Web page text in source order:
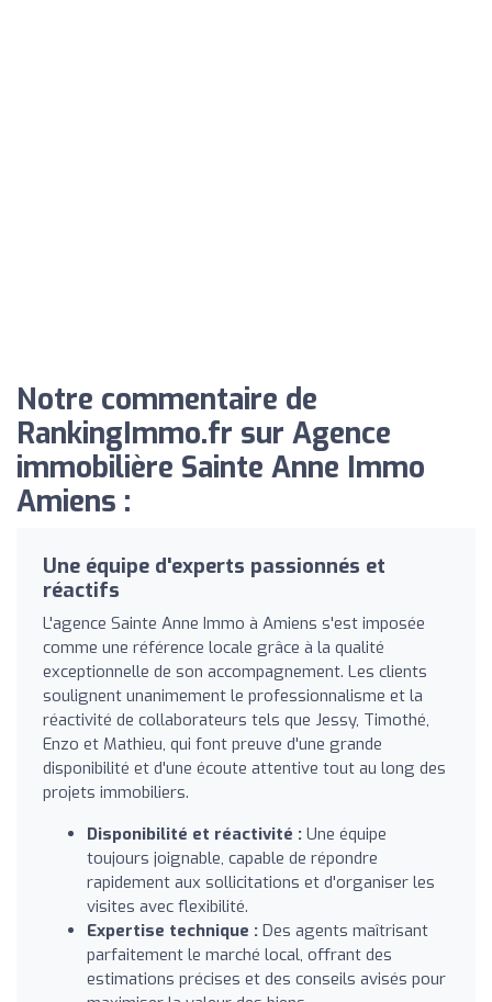
Notre commentaire de
RankingImmo.fr sur Agence
immobilière Sainte Anne Immo
Amiens :
Une équipe d'experts passionnés et
réactifs
L'agence Sainte Anne Immo à Amiens s'est imposée
comme une référence locale grâce à la qualité
exceptionnelle de son accompagnement. Les clients
soulignent unanimement le professionnalisme et la
réactivité de collaborateurs tels que Jessy, Timothé,
Enzo et Mathieu, qui font preuve d'une grande
disponibilité et d'une écoute attentive tout au long des
projets immobiliers.
Disponibilité et réactivité : Une équipe
toujours joignable, capable de répondre
rapidement aux sollicitations et d'organiser les
visites avec flexibilité.
Expertise technique : Des agents maîtrisant
parfaitement le marché local, offrant des
estimations précises et des conseils avisés pour